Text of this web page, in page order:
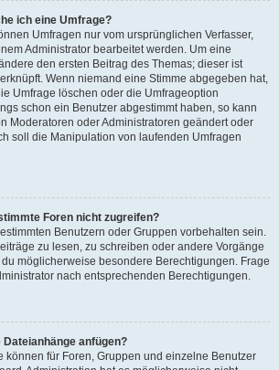
ich eine Umfrage?
Umfragen nur vom ursprünglichen Verfasser,
Administrator bearbeitet werden. Um eine
den ersten Beitrag des Themas; dieser ist
Wenn niemand eine Stimme abgegeben hat,
Umfrage löschen oder die Umfrageoption
schon ein Benutzer abgestimmt haben, so kann
Moderatoren oder Administratoren geändert oder
soll die Manipulation von laufenden Umfragen
Foren nicht zugreifen?
Benutzern oder Gruppen vorbehalten sein.
zu lesen, zu schreiben oder andere Vorgänge
möglicherweise besondere Berechtigungen. Frage
nach entsprechenden Berechtigungen.
anfügen?
können für Foren, Gruppen und einzelne Benutzer